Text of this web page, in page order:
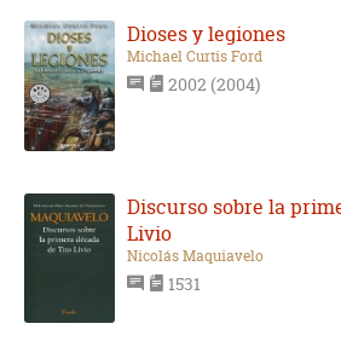
Dioses y legiones
Michael Curtis Ford
2002 (2004)
Discurso sobre la
Livio
Nicolás Maquiavelo
1531